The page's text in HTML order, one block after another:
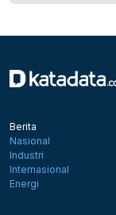
Berita
Nasional
Industri
Internasional
Energi